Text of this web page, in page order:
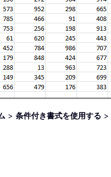
> 条件付き書式を使用する >